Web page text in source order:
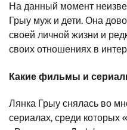
На данный момент
Грыу муж и дети. Она
своей личной жизни и
своих отношениях в
Какие фильмы и
Лянка Грыу снялась во
сериалах, среди